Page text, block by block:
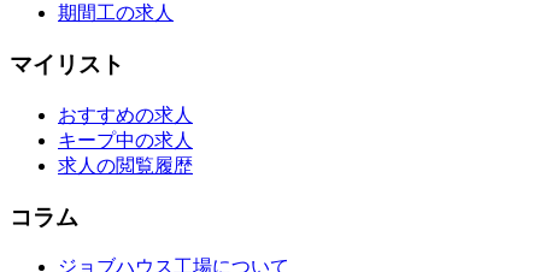
期間工の求人
マイリスト
おすすめの求人
キープ中の求人
求人の閲覧履歴
コラム
ジョブハウス工場について